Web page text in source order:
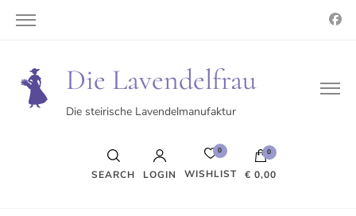
Die Lavendelfrau
Die steirische Lavendelmanufaktur
SEARCH LOGIN
0
WISHLIST
0
€ 0,00